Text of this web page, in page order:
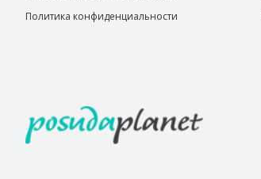
Политика конфиденциальности